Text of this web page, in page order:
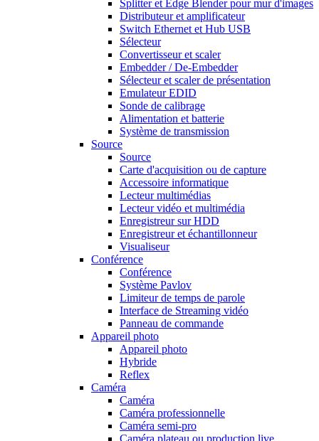
Splitter et Edge Blender pour mur d'images
Distributeur et amplificateur
Switch Ethernet et Hub USB
Sélecteur
Convertisseur et scaler
Embedder / De-Embedder
Sélecteur et scaler de présentation
Emulateur EDID
Sonde de calibrage
Alimentation et batterie
Système de transmission
Source
Source
Carte d'acquisition ou de capture
Accessoire informatique
Lecteur multimédias
Lecteur vidéo et multimédia
Enregistreur sur HDD
Enregistreur et échantillonneur
Visualiseur
Conférence
Conférence
Système Pavlov
Limiteur de temps de parole
Interface de Streaming vidéo
Panneau de commande
Appareil photo
Appareil photo
Hybride
Reflex
Caméra
Caméra
Caméra professionnelle
Caméra semi-pro
Caméra plateau ou production live